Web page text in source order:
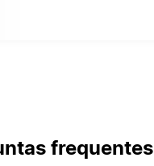
frequentes